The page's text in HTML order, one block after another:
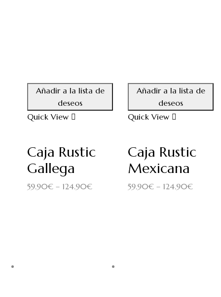
Añadir a la lista de
deseos
Quick View
Caja Rustic
Gallega
59.90€ – 124.90€
Añadir a la lista de
deseos
Quick View
Caja Rustic
Mexicana
59.90€ – 124.90€